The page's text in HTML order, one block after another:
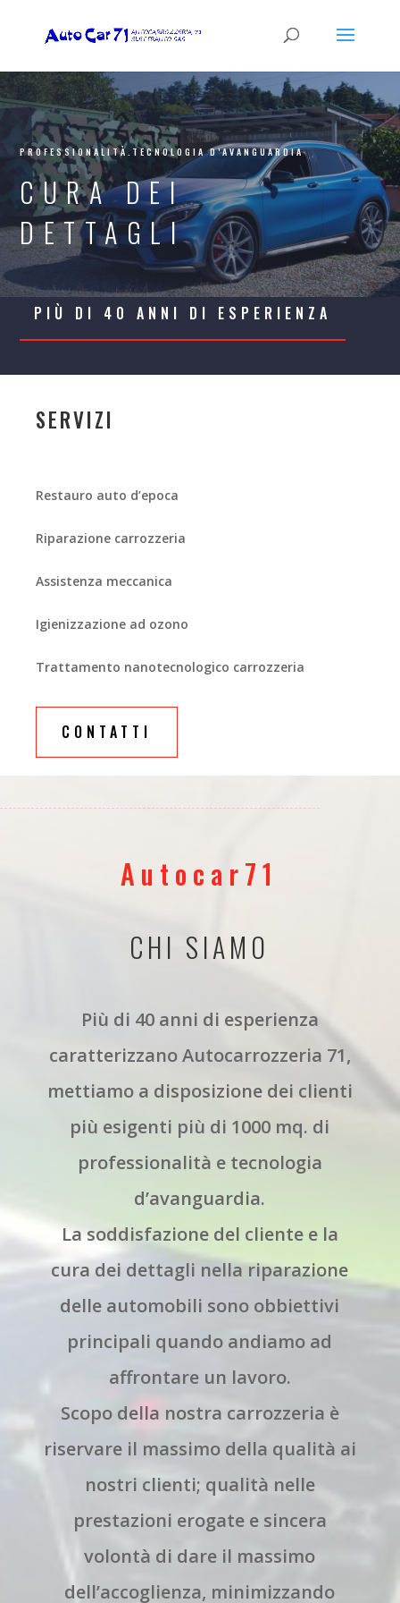
PROFESSIONALITÀ.TECNOLOGIA D’AVANGUARDIA
CURA DEI
DETTAGLI
PIÙ DI 40 ANNI DI ESPERIENZA
SERVIZI
Restauro auto d’epoca
Riparazione carrozzeria
Assistenza meccanica
Igienizzazione ad ozono
Trattamento nanotecnologico carrozzeria
CONTATTI
Autocar71
CHI SIAMO
Più di 40 anni di esperienza
caratterizzano Autocarrozzeria 71,
mettiamo a disposizione dei clienti
più esigenti più di 1000 mq. di
professionalità e tecnologia
d’avanguardia.
La soddisfazione del cliente e la
cura dei dettagli nella riparazione
delle automobili sono obbiettivi
principali quando andiamo ad
affrontare un lavoro.
Scopo della nostra carrozzeria è
riservare il massimo della qualità ai
nostri clienti; qualità nelle
prestazioni erogate e sincera
volontà di dare il massimo
dell’accoglienza, minimizzando